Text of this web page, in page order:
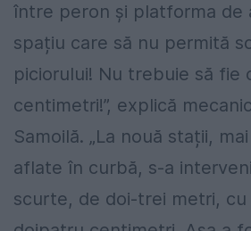
între peron și platforma de
spațiu care să nu permită
piciorului! Nu trebuie să fie
centimetri!”, explică
Samoilă. „La nouă stații,
aflate în curbă, s-a
scurte, de doi-trei metri,